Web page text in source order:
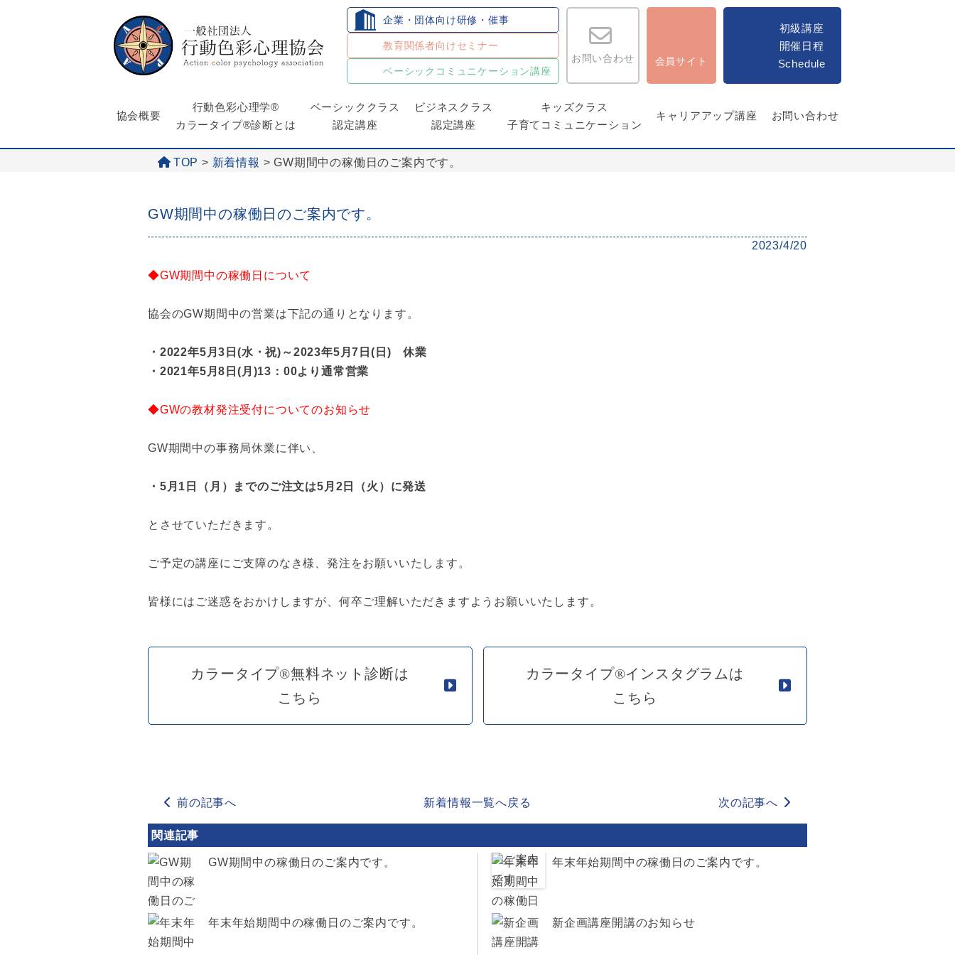
企業・団体向け研修・催事
教育関係者向けセミナー
ベーシックコミュニケーション講座
お問い合わせ 会員サイト
初級講座
開催日程
Schedule
協会概要
行動色彩心理学®
カラータイプ®診断とは
ベーシッククラス
認定講座
ビジネスクラス
認定講座
キッズクラス
子育てコミュニケーション
キャリアアップ講座 お問い合わせ
TOP > 新着情報 >GW期間中の稼働日のご案内です。
GW期間中の稼働日のご案内です。
2023/4/20
◆GW期間中の稼働日について
協会のGW期間中の営業は下記の通りとなります。
・2022年5月3日(水・祝)～2023年5月7日(日) 休業
・2021年5月8日(月 )13：00より通常営業
◆GWの教材発注受付についてのお知らせ
GW期間中の事務局休業に伴い、
・5月1日（月）までのご注文は5月2日（火）に発送
とさせていただきます。
ご予定の講座にご支障のなき様、発注をお願いいたします。
皆様にはご迷惑をおかけしますが、何卒ご理解いただきますようお願いいたします。
カラータイプ®無料ネット診断は
こちら
カラータイプ®インスタグラムは
こちら
前の記事へ 新着情報一覧へ戻る 次の記事へ
関連記事
GW期間中の稼働日のご案内です。
年末年始期間中の稼働日のご案内です。
年末年始期間中の稼働日のご案内です。
新企画講座開講のお知らせ